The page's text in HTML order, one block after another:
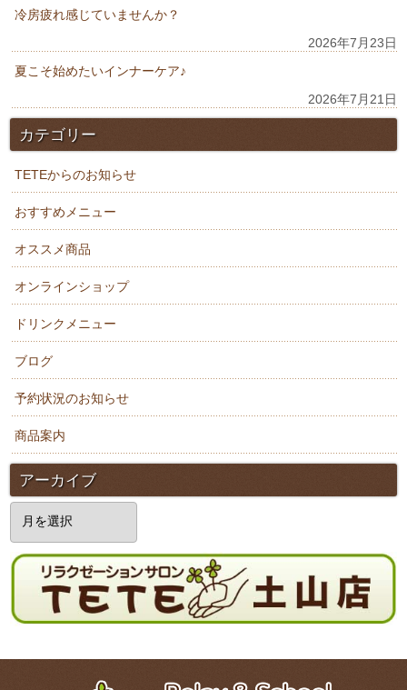
冷房疲れ感じていませんか？
2026年7月23日
夏こそ始めたいインナーケア♪
2026年7月21日
カテゴリー
TETEからのお知らせ
おすすめメニュー
オススメ商品
オンラインショップ
ドリンクメニュー
ブログ
予約状況のお知らせ
商品案内
アーカイブ
ア
カ
イ